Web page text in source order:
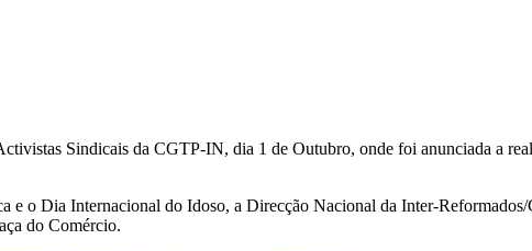
Sindicais da CGTP-IN, dia 1 de Outubro, onde foi anunciada a
o Dia Internacional do Idoso, a Direcção Nacional da Inter-
do Comércio.